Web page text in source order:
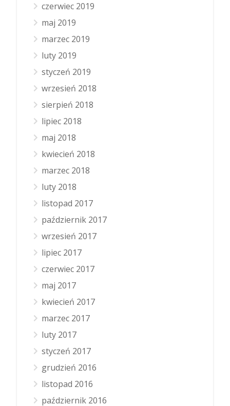
czerwiec 2019
maj 2019
marzec 2019
luty 2019
styczeń 2019
wrzesień 2018
sierpień 2018
lipiec 2018
maj 2018
kwiecień 2018
marzec 2018
luty 2018
listopad 2017
październik 2017
wrzesień 2017
lipiec 2017
czerwiec 2017
maj 2017
kwiecień 2017
marzec 2017
luty 2017
styczeń 2017
grudzień 2016
listopad 2016
październik 2016